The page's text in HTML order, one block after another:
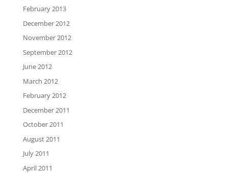
February 2013
December 2012
November 2012
September 2012
June 2012
March 2012
February 2012
December 2011
October 2011
August 2011
July 2011
April 2011